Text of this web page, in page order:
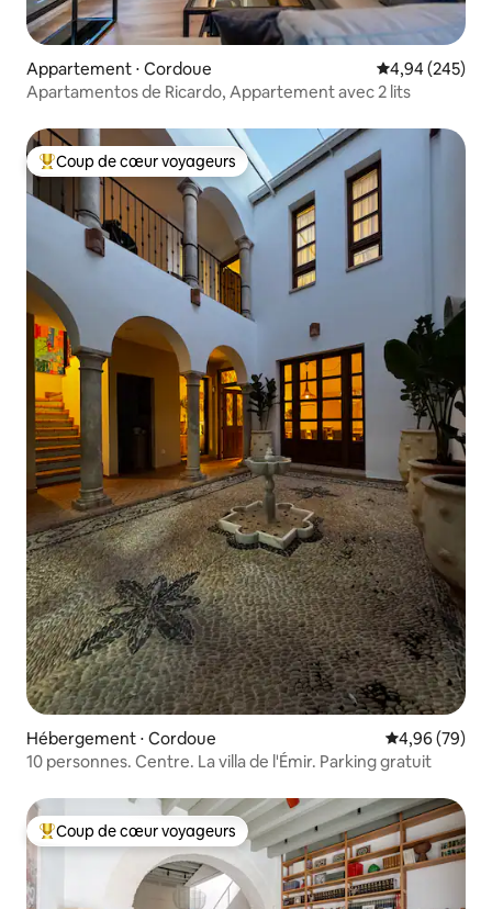
Appartement ⋅ Cordoue Évaluation
4,94 (245)
Apartamentos de Ricardo, Appartement avec 2 lits
Coups de cœur voyageurs les plus appréciés
Coup de cœur voyageurs
Hébergement ⋅ Cordoue Évaluation
4,96 (79)
10 personnes. Centre. La villa de l'Émir. Parking gratuit
Coups de cœur voyageurs les plus appréciés
Coup de cœur voyageurs